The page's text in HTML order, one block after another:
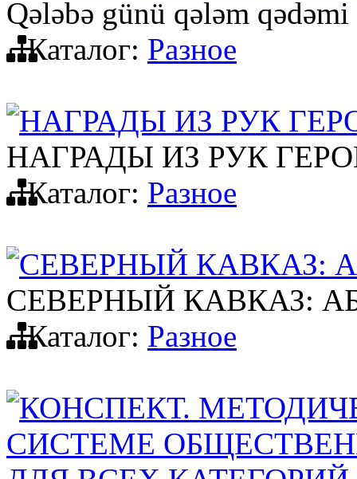
Qələbə günü qələm qədəmi
Каталог: Разное
НАГРАДЫ ИЗ РУК
НАГРАДЫ ИЗ РУК
Каталог: Разное
СЕВЕРНЫЙ КАВКАЗ:
СЕВЕРНЫЙ КАВКАЗ:
Каталог: Разное
КОНСПЕКТ.
СИСТЕМЕ